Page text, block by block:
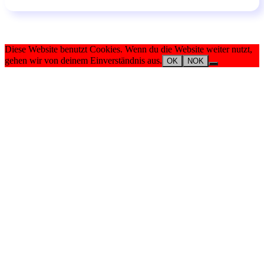
Diese Website benutzt Cookies. Wenn du die Website weiter nutzt,
gehen wir von deinem Einverständnis aus. OK NOK